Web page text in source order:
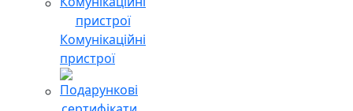
Комунікаційні
пристрої